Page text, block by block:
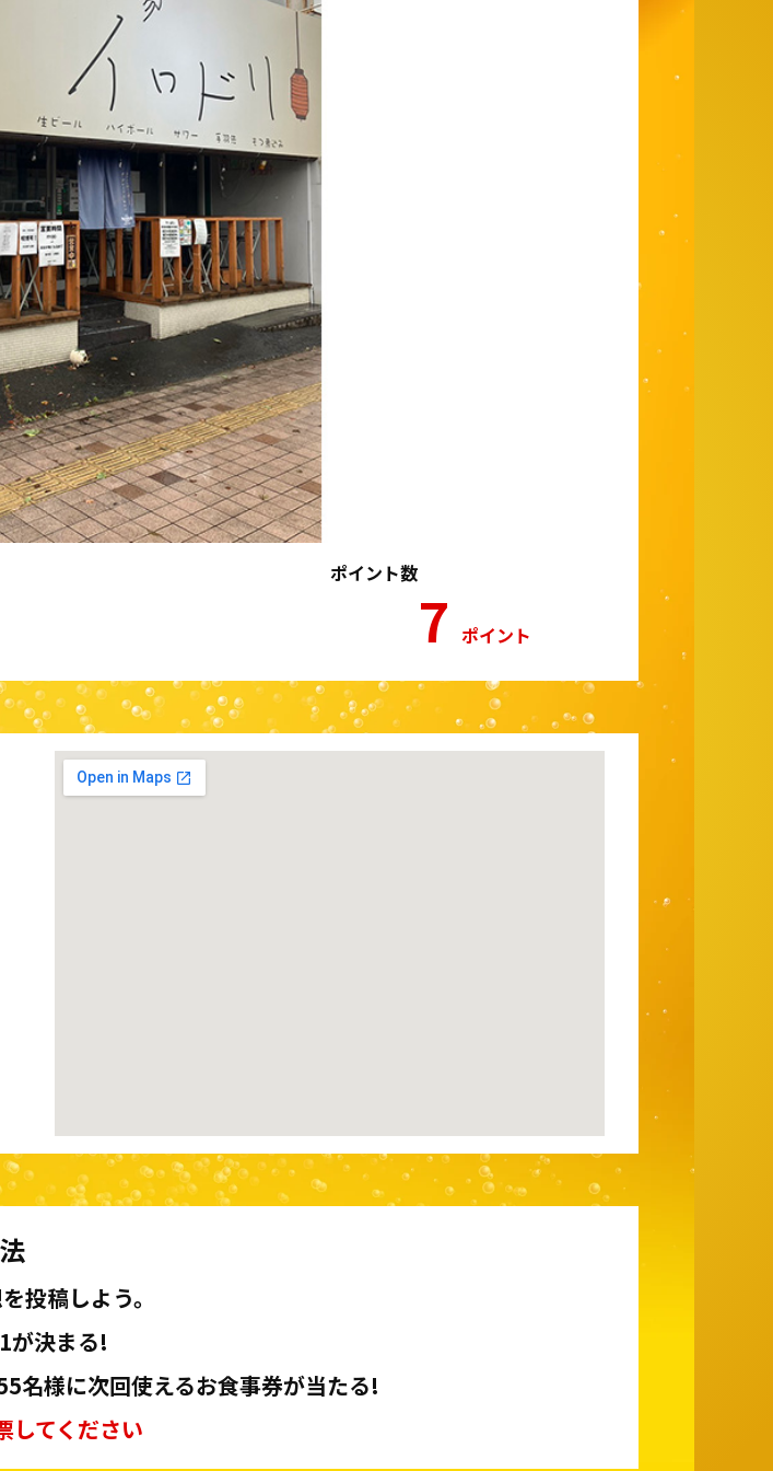
ポイント数
7ポイント
投稿しよう。
が決まる!
名様に次回使えるお食事券が当たる!
してください